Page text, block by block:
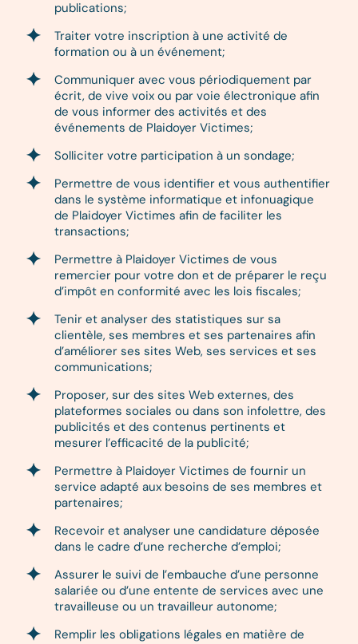
publications;
Traiter votre inscription à une activité de
formation ou à un événement;
Communiquer avec vous périodiquement par
écrit, de vive voix ou par voie électronique afin
de vous informer des activités et des
événements de Plaidoyer Victimes;
Solliciter votre participation à un sondage;
Permettre de vous identifier et vous authentifier
dans le système informatique et infonuagique
de Plaidoyer Victimes afin de faciliter les
transactions;
Permettre à Plaidoyer Victimes de vous
remercier pour votre don et de préparer le reçu
d’impôt en conformité avec les lois fiscales;
Tenir et analyser des statistiques sur sa
clientèle, ses membres et ses partenaires afin
d’améliorer ses sites Web, ses services et ses
communications;
Proposer, sur des sites Web externes, des
plateformes sociales ou dans son infolettre, des
publicités et des contenus pertinents et
mesurer l’efficacité de la publicité;
Permettre à Plaidoyer Victimes de fournir un
service adapté aux besoins de ses membres et
partenaires;
Recevoir et analyser une candidature déposée
dans le cadre d’une recherche d’emploi;
Assurer le suivi de l’embauche d’une personne
salariée ou d’une entente de services avec une
travailleuse ou un travailleur autonome;
Remplir les obligations légales en matière de